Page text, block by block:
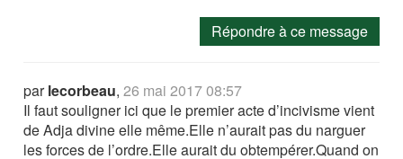
Répondre à ce message
parlecorbeau,26 mai 2017 08:57
Il faut souligner ici que le premier acte d’incivisme vient
de Adja divine elle même.Elle n’aurait pas du narguer
les forces de l’ordre.Elle aurait du obtempérer.Quand on